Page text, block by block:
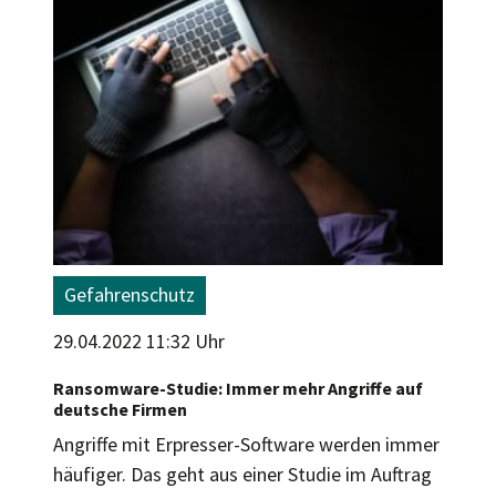
Gefahrenschutz
29.04.2022 11:32 Uhr
Ransomware-Studie: Immer mehr Angriffe auf
deutsche Firmen
Angriffe mit Erpresser-Software werden immer
häufiger. Das geht aus einer Studie im Auftrag